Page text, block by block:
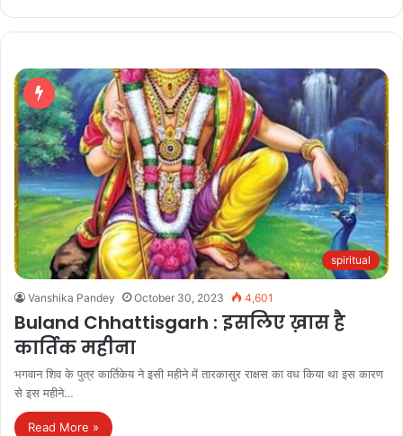
spiritual
Vanshika Pandey October 30, 2023 4,601
Buland Chhattisgarh : इसलिए ख़ास है
कार्तिक महीना
भगवान शिव के पुत्र कार्तिकेय ने इसी महीने में तारकासुर राक्षस का वध किया था इस कारण
से इस महीने…
Read More »